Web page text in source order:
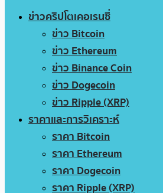
ข่าวคริปโตเคอเรนซี่
ข่าว Bitcoin
ข่าว Ethereum
ข่าว Binance Coin
ข่าว Dogecoin
ข่าว Ripple (XRP)
ราคาและการวิเคราะห์
ราคา Bitcoin
ราคา Ethereum
ราคา Dogecoin
ราคา Ripple (XRP)